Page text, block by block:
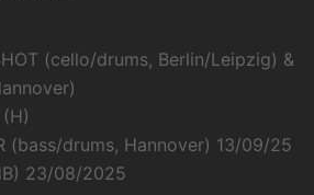
(cello/drums, Berlin/Leipzig) &
(bass/drums, Hannover) 13/09/25
23/08/2025